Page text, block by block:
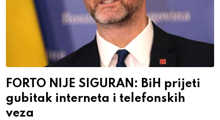
FORTO NIJE SIGURAN: BiH prijeti
gubitak interneta i telefonskih
veza